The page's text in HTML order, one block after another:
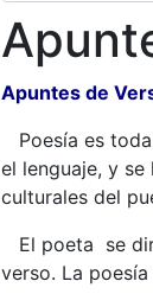
Apuntes de
Poesía es
el lenguaje, y
culturales del
El poeta se
verso. La